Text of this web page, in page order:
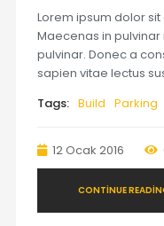
Lorem ipsum dolor
Maecenas in
pulvinar. Donec a
sapien vitae lectus
Tags: Build Parking
12 Ocak 2016
CONTINUE